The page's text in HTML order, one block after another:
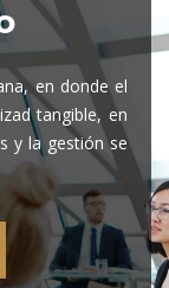
en donde el
tangible, en
y la gestión se